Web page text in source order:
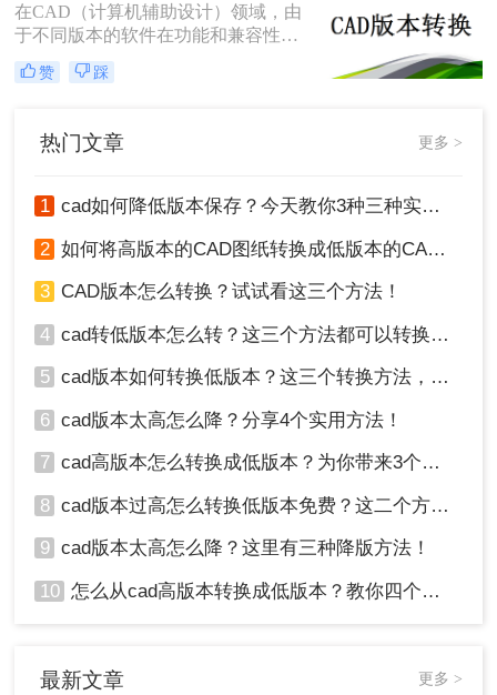
在CAD（计算机辅助设计）领域，由
于不同版本的软件在功能和兼容性上
存在差异，有时需要将高版本的CAD
文件转换为低版本以确保其能在特定
如何把cad高版本转为低版本呢？以下
是一些常用的方法来实现CAD高版本
赞 踩
热门文章 更多 >
1 cad如何降低版本保存？今天教你3种三种实用方法对比！
2 如何将高版本的CAD图纸转换成低版本的CAD图纸？3种实用方法对比！
3 CAD版本怎么转换？试试看这三个方法！
4 cad转低版本怎么转？这三个方法都可以转换版本！
5 cad版本如何转换低版本？这三个转换方法，你一定要学会！
6 cad版本太高怎么降？分享4个实用方法！
7 cad高版本怎么转换成低版本？为你带来3个好用的方法！
8 cad版本过高怎么转换低版本免费？这二个方法了解一下！
9 cad版本太高怎么降？这里有三种降版方法！
10 怎么从cad高版本转换成低版本？教你四个小妙招轻松搞定！
最新文章 更多 >